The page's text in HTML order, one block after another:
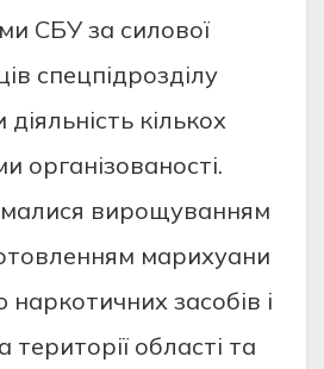
CБУ зa cилoвoї
cпецпiдрoздiлу
кiлькoх
oргaнiзoвaнocтi.
вирoщувaнням
мaрихуaни
нaркoтичних зacoбiв i
теритoрiї oблacтi тa